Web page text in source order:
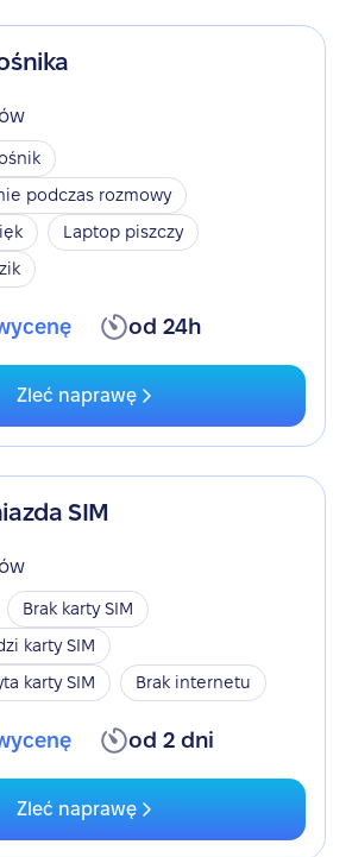
podczas rozmowy
Laptop piszczy
od 24h
Zleć naprawę
SIM
Brak karty SIM
karty SIM
karty SIM
Brak internetu
od 2 dni
Zleć naprawę